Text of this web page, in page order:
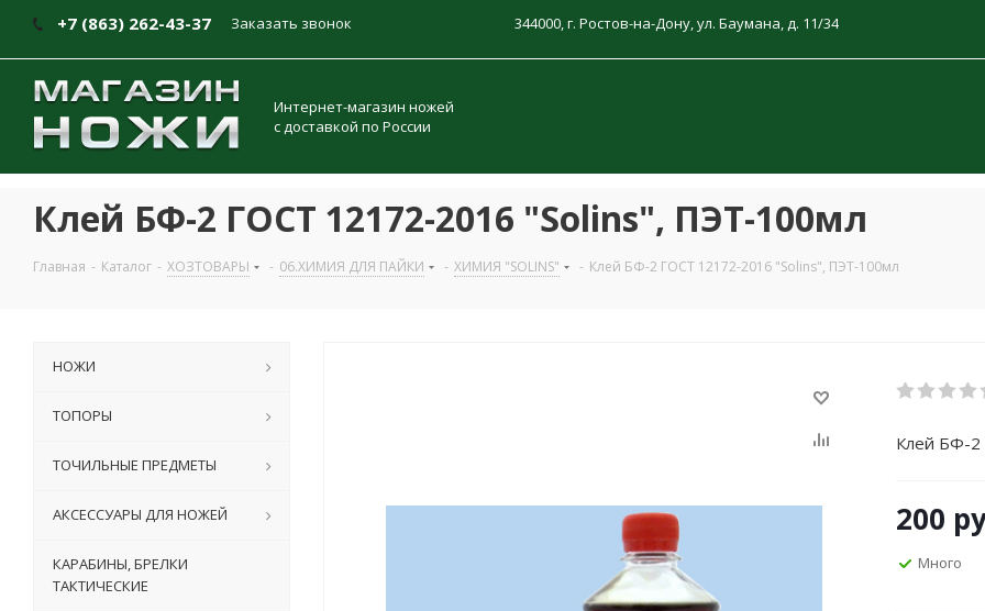
+7 (863) 262-43-37 Заказать звонок 344000, г. Ростов-на-Дону, ул. Баумана, д. 11/34
Интернет-магазин ножей
с доставкой по России
Клей БФ-2 ГОСТ 12172-2016 "Solins", ПЭТ-100мл
Главная - Каталог - ХОЗТОВАРЫ - 06.ХИМИЯ ДЛЯ ПАЙКИ - ХИМИЯ "SOLINS" - Клей БФ-2 ГОСТ 12172-2016 "Solins", ПЭТ-100мл
Клей БФ-2
200
Много
НОЖИ
ТОПОРЫ
ТОЧИЛЬНЫЕ ПРЕДМЕТЫ
АКСЕССУАРЫ ДЛЯ НОЖЕЙ
КАРАБИНЫ, БРЕЛКИ
ТАКТИЧЕСКИЕ